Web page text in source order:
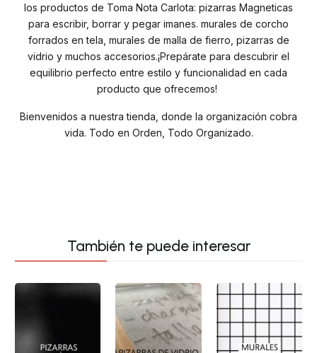
los productos de Toma Nota Carlota: pizarras Magneticas
para escribir, borrar y pegar imanes. murales de corcho
forrados en tela, murales de malla de fierro, pizarras de
vidrio y muchos accesorios.¡Prepárate para descubrir el
equilibrio perfecto entre estilo y funcionalidad en cada
producto que ofrecemos!
Bienvenidos a nuestra tienda, donde la organización cobra
vida. Todo en Orden, Todo Organizado.
También te puede interesar